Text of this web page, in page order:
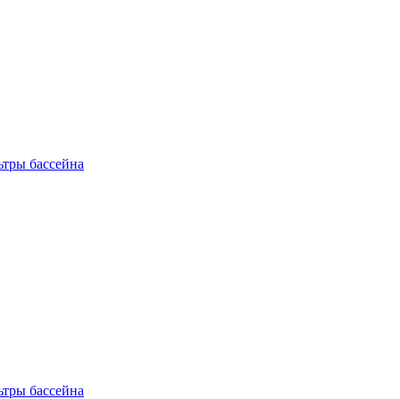
бассейна
бассейна